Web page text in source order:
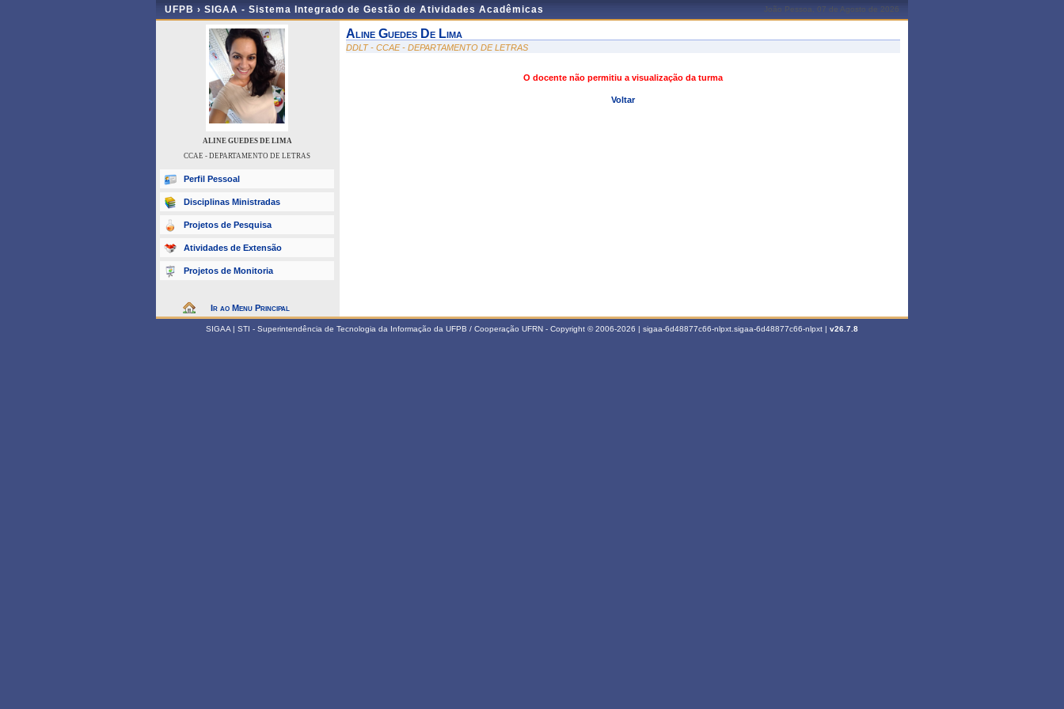
UFPB › SIGAA - Sistema Integrado de Gestão de Atividades Acadêmicas João Pessoa, 07 de Agosto de 2026
ALINE GUEDES DE LIMA
CCAE - DEPARTAMENTO DE LETRAS
Perfil Pessoal
Disciplinas Ministradas
Projetos de Pesquisa
Atividades de Extensão
Projetos de Monitoria
Ir ao Menu Principal
Aline Guedes De Lima
DDLT - CCAE - DEPARTAMENTO DE LETRAS
O docente não permitiu a visualização da turma
Voltar
SIGAA | STI - Superintendência de Tecnologia da Informação da UFPB / Cooperação UFRN - Copyright © 2006-2026 | sigaa-6d48877c66-nlpxt.sigaa-6d48877c66-nlpxt | v26.7.8